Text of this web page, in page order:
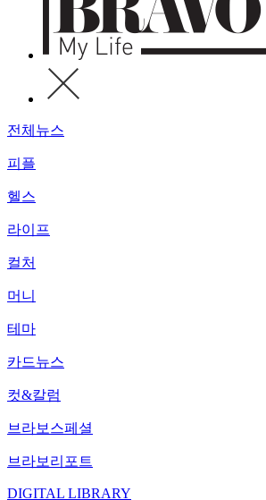
전체뉴스
피플
헬스
라이프
컬처
머니
테마
카드뉴스
컷&칼럼
브라보스페셜
브라보리포트
DIGITAL LIBRARY